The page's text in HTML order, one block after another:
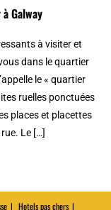
Galway
à visiter et
dans le quartier
le « quartier
ruelles ponctuées
places et placettes
Le […]
Hotels pas chers